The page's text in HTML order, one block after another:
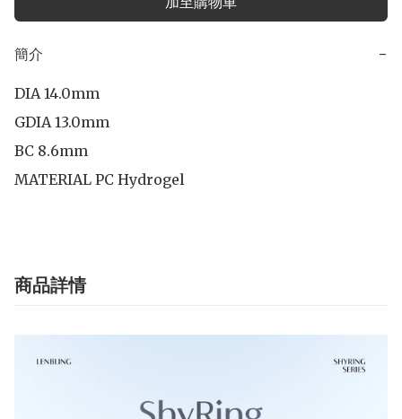
簡介 −
DIA 14.0mm
GDIA 13.0mm
BC 8.6mm
商品詳情